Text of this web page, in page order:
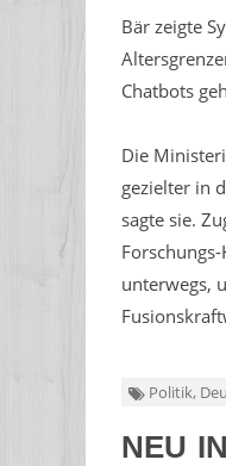
Bär zeigte
Chatbots
Die
gezielter in
sagte sie.
unterwegs,
Politik,
NEU